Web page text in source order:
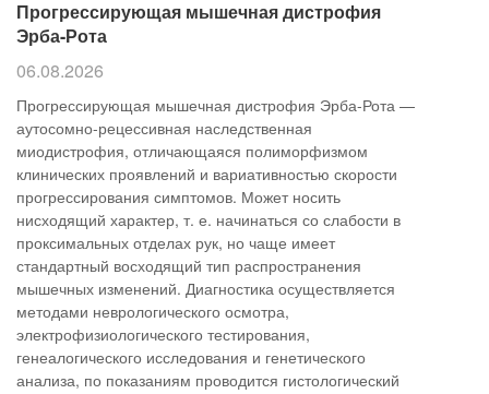
Прогрессирующая мышечная дистрофия
Эрба-Рота
06.08.2026
Прогрессирующая мышечная дистрофия Эрба-Рота —
аутосомно-рецессивная наследственная
миодистрофия, отличающаяся полиморфизмом
клинических проявлений и вариативностью скорости
прогрессирования симптомов. Может носить
нисходящий характер, т. е. начинаться со слабости в
проксимальных отделах рук, но чаще имеет
стандартный восходящий тип распространения
мышечных изменений. Диагностика осуществляется
методами неврологического осмотра,
электрофизиологического тестирования,
генеалогического исследования и генетического
анализа, по показаниям проводится гистологический